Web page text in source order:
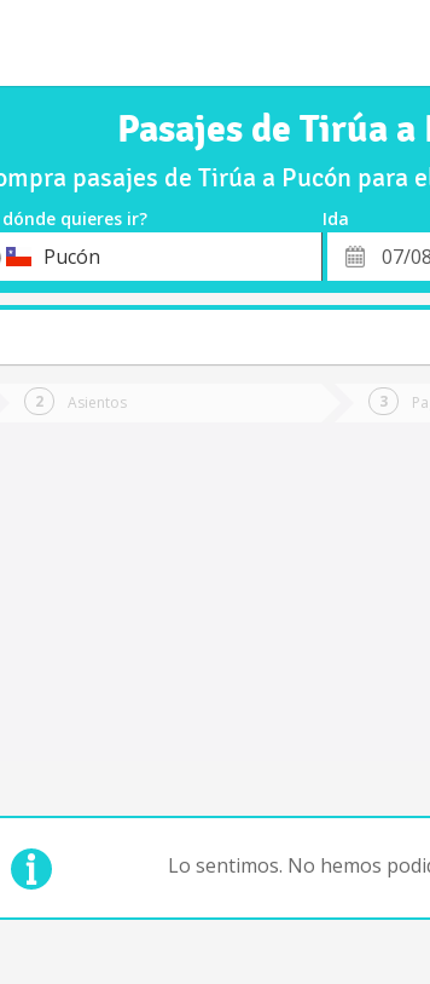
Pasajes de Tirúa a
pasajes de Tirúa a Pucón para
dónde quieres ir? Ida
Pucón
Fecha
de
Asientos
Lo sentimos. No hemos